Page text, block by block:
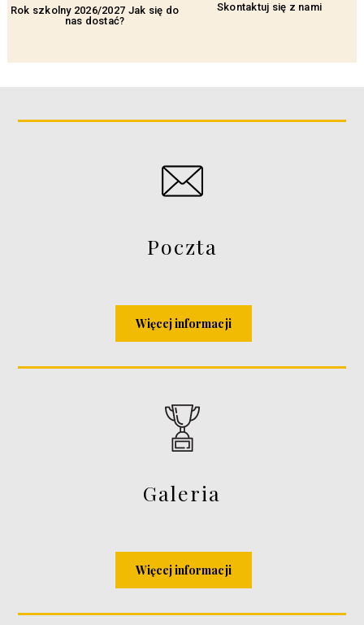
Rok szkolny 2026/2027 Jak się do
nas dostać?
Skontaktuj się z nami
Poczta
Więcej informacji
Galeria
Więcej informacji